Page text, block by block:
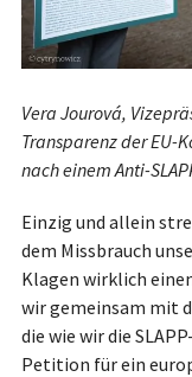
Vera Jourová,
Transparenz der EU-
nach einem Anti-
Einzig und allein
dem Missbrauch
Klagen wirklich
wir gemeinsam mit
die wie wir die
Petition für ein